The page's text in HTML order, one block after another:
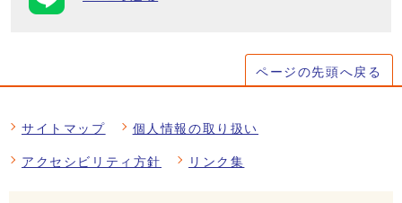
ページの先頭へ戻る
サイトマップ 個人情報の取り扱い
アクセシビリティ方針 リンク集